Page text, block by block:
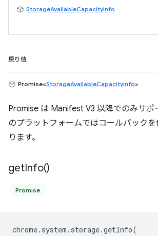
StorageAvailableCapacityInfo
戻り値
Promise<StorageAvailableCapacityInfo>
Promise は Manifest V3 以降でのみサポ
のプラットフォームではコールバック
ります。
getInfo()
Promise
chrome. system . storage.getInfo(